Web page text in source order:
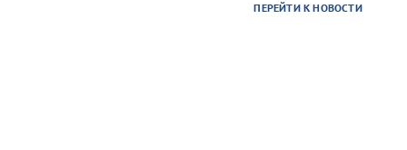
по планомерному вводу в эксплуатацию наиболее
ПЕРЕЙТИ К НОВОСТИ